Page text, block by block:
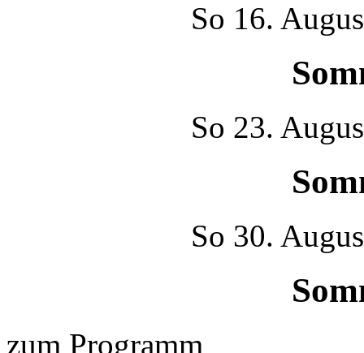
So 16.
So 23.
So 30.
zum Programm